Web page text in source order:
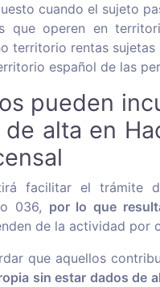
cuando el sujeto
que operen en
territorio rentas
español de las
pueden
alta en
facilitar el
036, por lo que
de la actividad por
que aquellos
sin estar dados de